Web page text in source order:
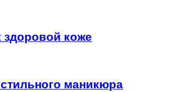
здоровой коже
маникюра